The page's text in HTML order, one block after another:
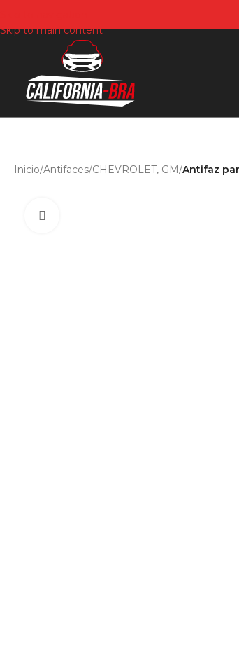
Skip to main content
Inicio/Antifaces/CHEVROLET, GM/Antifaz